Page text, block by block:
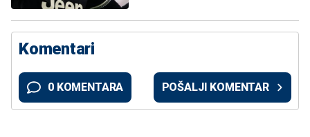
Komentari
0 KOMENTARA POŠALJI KOMENTAR